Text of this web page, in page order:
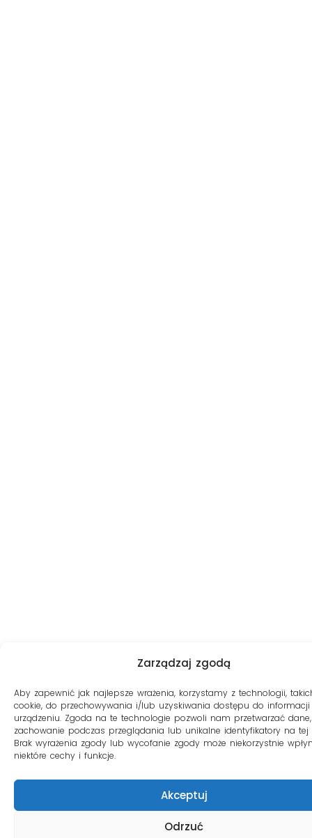
Zarządzaj zgodą
Aby zapewnić jak najlepsze wrażenia, korzystamy z technologii,
cookie, do przechowywania i/lub uzyskiwania dostępu do
urządzeniu. Zgoda na te technologie pozwoli nam przetwarzać
zachowanie podczas przeglądania lub unikalne identyfikatory na tej
Brak wyrażenia zgody lub wycofanie zgody może niekorzystnie
niektóre cechy i funkcje.
Akceptuj
Odrzuć